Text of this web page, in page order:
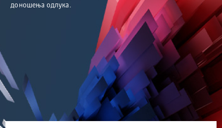
доношења одлука.